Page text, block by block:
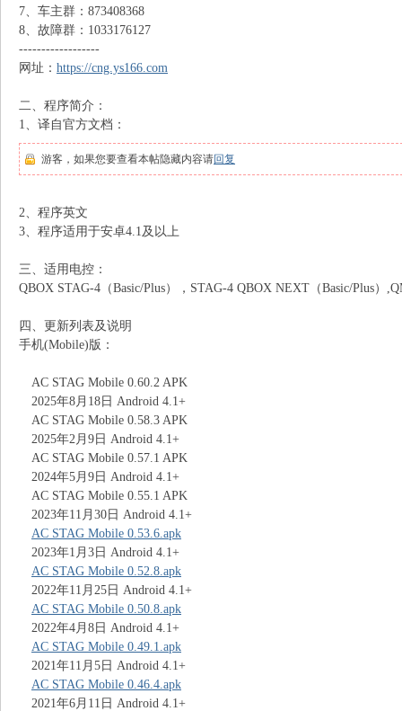
7、车主群：873408368
8、故障群：1033176127
------------------
网址： https://cng.ys166.com
二、程序简介：
1、译自官方文档：
游客，如果您要查看本帖隐藏内容请回复
2、程序英文
3、程序适用于安卓4.1及以上
三、适用电控：
QBOX STAG-4（Basic/Plus），STAG-4 QBOX NEXT（Basic/Plus）
四、更新列表及说明
手机(Mobile)版：
AC STAG Mobile 0.60.2 APK
2025年8月18日 Android 4.1+
AC STAG Mobile 0.58.3 APK
2025年2月9日 Android 4.1+
AC STAG Mobile 0.57.1 APK
2024年5月9日 Android 4.1+
AC STAG Mobile 0.55.1 APK
2023年11月30日 Android 4.1+
AC STAG Mobile 0.53.6.apk
2023年1月3日 Android 4.1+
AC STAG Mobile 0.52.8.apk
2022年11月25日 Android 4.1+
AC STAG Mobile 0.50.8.apk
2022年4月8日 Android 4.1+
AC STAG Mobile 0.49.1.apk
2021年11月5日 Android 4.1+
AC STAG Mobile 0.46.4.apk
2021年6月11日 Android 4.1+